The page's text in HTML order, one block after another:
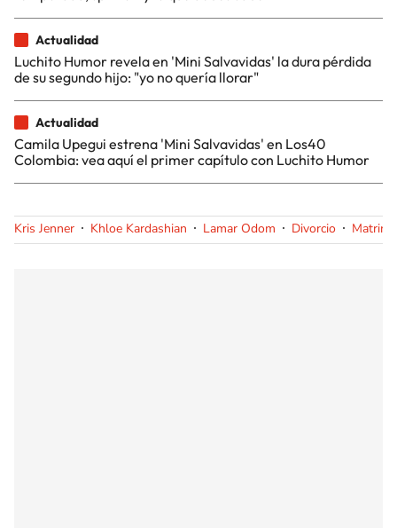
Actualidad
Luchito Humor revela en 'Mini Salvavidas' la dura pérdida
de su segundo hijo: "yo no quería llorar"
Actualidad
Camila Upegui estrena 'Mini Salvavidas' en Los40
Colombia: vea aquí el primer capítulo con Luchito Humor
Kris Jenner Khloe Kardashian Lamar Odom Divorcio